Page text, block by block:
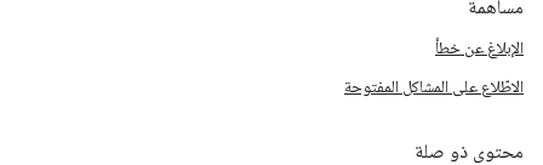
مساهمة
الإبلاغ عن خطأ
الاطّلاع على المشاكل المفتوحة
محتوى ذو صلة